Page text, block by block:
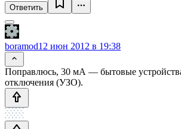
Ответить
boramod12 июн 2012 в 19:38
Поправлюсь, 30 мА — бытовые
отключения (УЗО).